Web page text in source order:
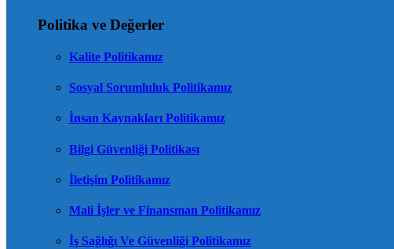
Politika ve Değerler
Kalite Politikamız
Sosyal Sorumluluk Politikamız
İnsan Kaynakları Politikamız
Bilgi Güvenliği Politikası
İletişim Politikamız
Mali İşler ve Finansman Politikamız
İş Sağlığı Ve Güvenliği Politikamız